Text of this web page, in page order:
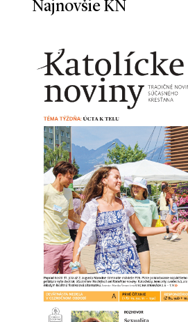
Najnovšie KN